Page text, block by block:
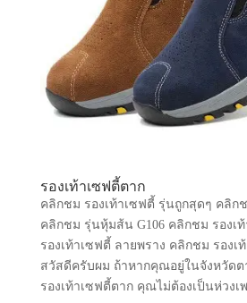
รองเท้าเซฟตี้ตาก
คลิกชม รองเท้าเซฟตี้ รุ่นถูกสุดๆ คลิก
คลิกชม รุ่นหุ้มส้น G106 คลิกชม รองเ
รองเท้าเซฟตี้ ลายพราง คลิกชม รองเ
สวัสดีครับผม ถ้าหากคุณอยู่ในจังหวัดต
รองเท้าเซฟตี้ตาก คุณไม่ต้องเป็นห่วงเ